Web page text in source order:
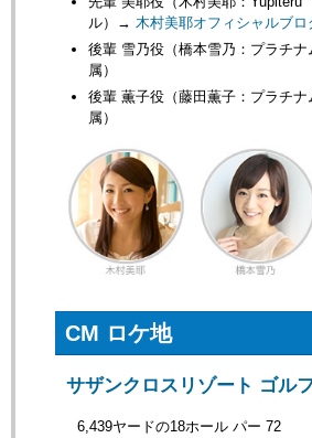
ル）→ 木村美耶オフィシャルブロ
後輩 雪乃役（橋本雪乃：プラチ
属）
後輩 薫子役（藤田薫子：プラチ
属）
CM ロケ地
サザンクロスリゾート ゴル
6,439ヤードの18ホール パー 72